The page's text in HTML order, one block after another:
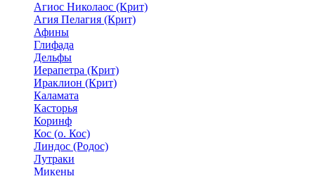
Агиос Николаос (Крит)
Агия Пелагия (Крит)
Афины
Глифада
Дельфы
Иерапетра (Крит)
Ираклион (Крит)
Каламата
Касторья
Коринф
Кос (о. Кос)
Линдос (Родос)
Лутраки
Микены